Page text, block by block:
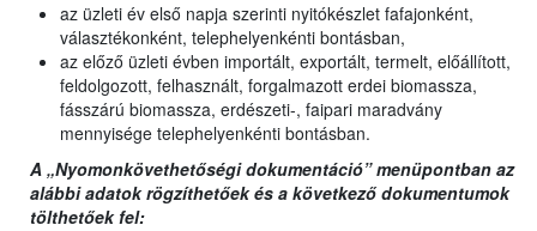
az üzleti év első napja szerinti nyitókészlet fafajonként,
választékonként, telephelyenkénti bontásban,
az előző üzleti évben importált, exportált, termelt, előállított,
feldolgozott, felhasznált, forgalmazott erdei biomassza,
fásszárú biomassza, erdészeti-, faipari maradvány
mennyisége telephelyenkénti bontásban.
A „Nyomonkövethetőségi dokumentáció” menüpontban az
alábbi adatok rögzíthetőek és a következő dokumentumok
tölthetőek fel: